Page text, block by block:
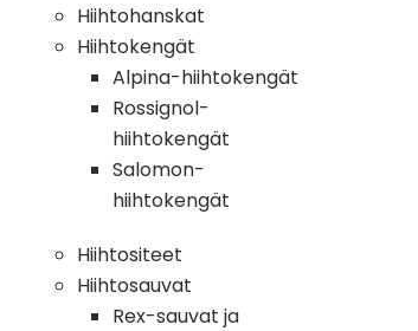
Hiihtohanskat
Hiihtokengät
Alpina-hiihtokengät
Rossignol-
hiihtokengät
Salomon-
hiihtokengät
Hiihtositeet
Hiihtosauvat
Rex-sauvat ja